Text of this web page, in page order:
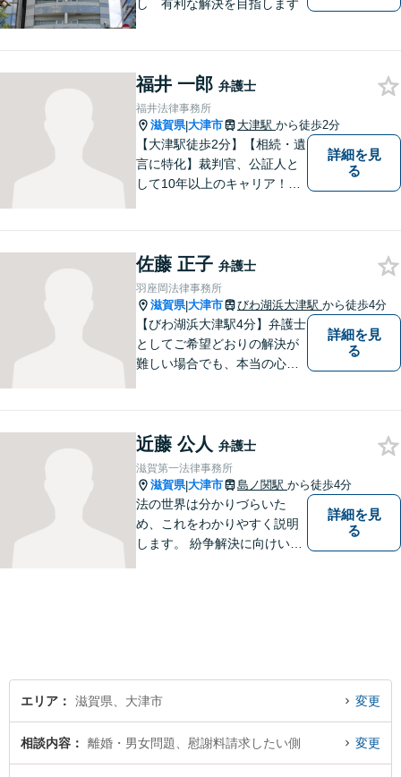
し 有利な解決を目指します
福井 一郎 弁護士
福井法律事務所
滋賀県|大津市 大津駅 から徒歩2分
【大津駅徒歩2分】【相続・遺
言に特化】裁判官、公証人と
して10年以上のキャリア！親
抱えるお気持ちやご希望をぜ
ひお聞かせください！
詳細を見
る
佐藤 正子 弁護士
羽座岡法律事務所
滋賀県|大津市 びわ湖浜大津駅 から徒歩4分
【びわ湖浜大津駅4分】弁護士
としてご希望どおりの解決が
難しい場合でも、本当の心の
やすい雰囲気作りを心掛けて
おりますので、お気軽にご相
談ください。
詳細を見
る
近藤 公人 弁護士
滋賀第一法律事務所
滋賀県|大津市 島ノ関駅 から徒歩4分
法の世界は分かりづらいた
め、これをわかりやすく説明
します。 紛争解決に向けいく
詳細を見
る
エリア 滋賀県、大津市 変更
相談内容 離婚・男女問題、慰謝料請求したい側 変更